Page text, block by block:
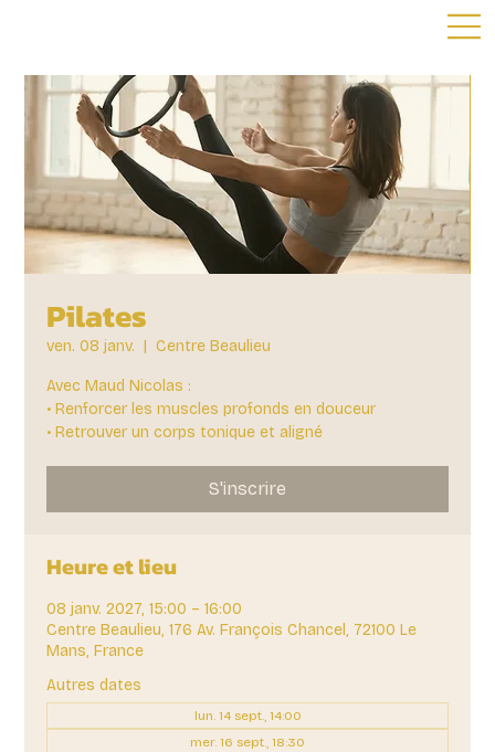
Pilates
ven. 08 janv.
  |
Centre Beaulieu
Avec Maud Nicolas :
• Renforcer les muscles profonds en douceur
• Retrouver un corps tonique et aligné
S'inscrire
Heure et lieu
08 janv. 2027, 15:00 – 16:00
Centre Beaulieu, 176 Av. François Chancel, 72100 Le
Mans, France
Autres dates
lun. 14 sept., 14:00
mer. 16 sept., 18:30